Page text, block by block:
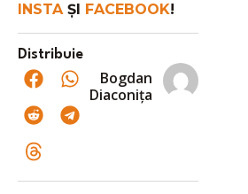
INSTA ȘI FACEBOOK!
Distribuie
Bogdan
Diaconița